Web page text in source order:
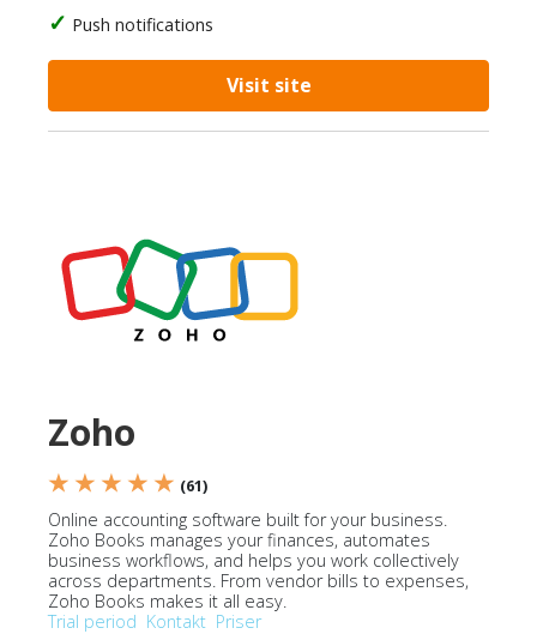
Push notifications
Visit site
Zoho
★ ★ ★ ★ ★ (61)
Online accounting software built for your business.
Zoho Books manages your finances, automates
business workflows, and helps you work collectively
across departments. From vendor bills to expenses,
Zoho Books makes it all easy.
Trial period Kontakt Priser